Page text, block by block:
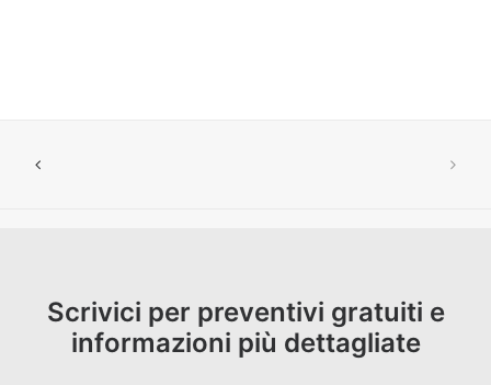
Scrivici per preventivi gratuiti e
informazioni più dettagliate